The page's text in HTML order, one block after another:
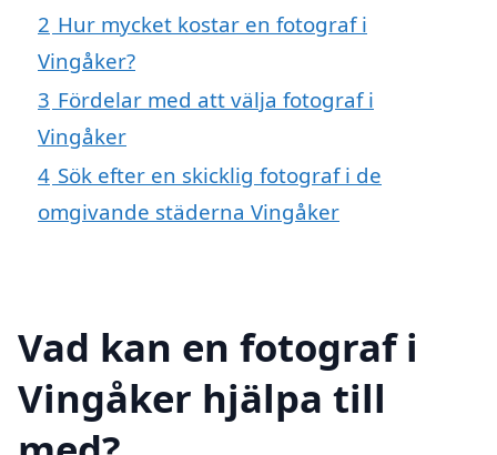
2 Hur mycket kostar en fotograf i
Vingåker?
3 Fördelar med att välja fotograf i
Vingåker
4 Sök efter en skicklig fotograf i de
omgivande städerna Vingåker
Vad kan en fotograf i
Vingåker hjälpa till